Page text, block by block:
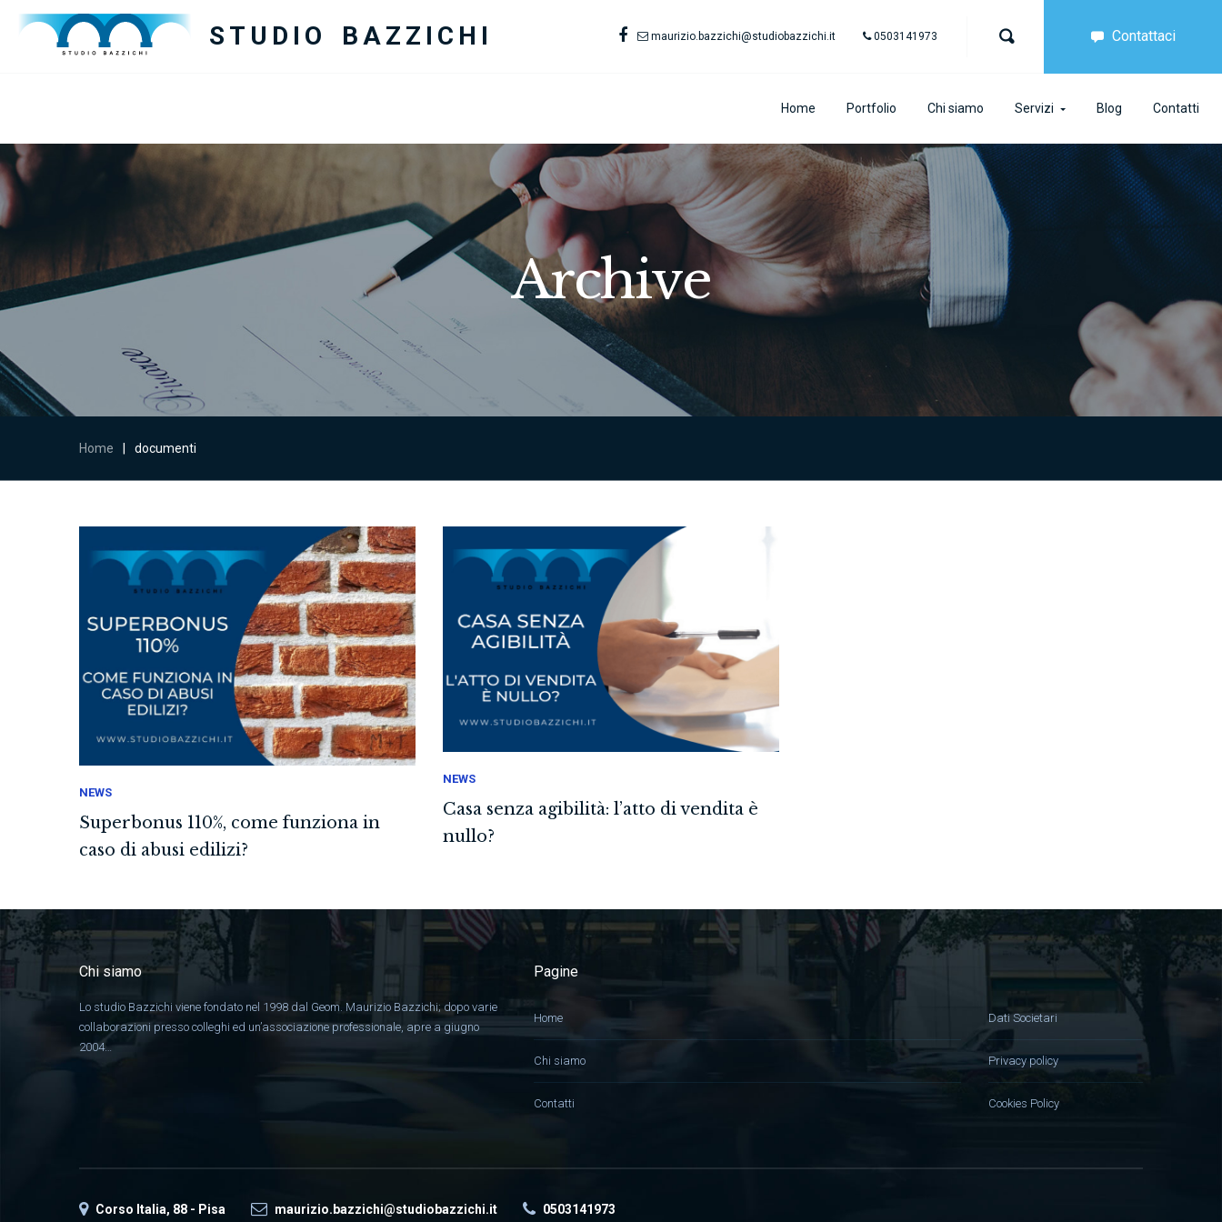
STUDIO BAZZICHI maurizio.bazzichi@studiobazzichi.it 0503141973 Contattaci
Home Portfolio Chi siamo Servizi Blog Contatti
Archive
Home documenti
Superbonus 110%, come funziona in
caso di abusi edilizi?
NEWS
Casa senza agibilità: l’atto di vendita è
nullo?
NEWS
Chi siamo
Lo studio Bazzichi viene fondato nel 1998 dal Geom. Maurizio Bazzichi; dopo varie
collaborazioni presso colleghi ed un’associazione professionale, apre a giugno
2004…
Pagine
Home
Chi siamo
Contatti
Dati Societari
Privacy policy
Cookies Policy
Corso Italia, 88 - Pisa maurizio.bazzichi@studiobazzichi.it 0503141973